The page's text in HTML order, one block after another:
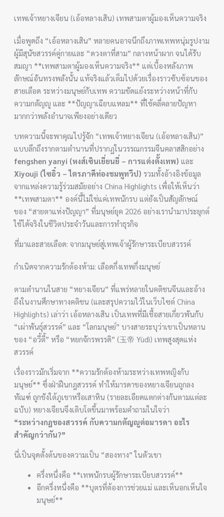
เทพเจ้าหยางเจียน (เอ้อหลางเสิน) เทพสามตาผู้มองเห็นความจริง
เมื่อพูดถึง “เอ้อหลางเสิน” หลายคนอาจนึกถึงภาพเทพหนุ่มรูปงาม
ผู้มีสุนัขสวรรค์คู่กายและ “ดวงตาที่สาม” กลางหน้าผาก จนได้รับ
สมญา **เทพสามตาผู้มองเห็นความจริง** แต่เบื้องหลังภาพ
ลักษณ์อันทรงพลังนั้น แท้จริงแล้วเต็มไปด้วยเรื่องราวซับซ้อนของ
สายเลือด ระหว่างมนุษย์กับเทพ ความขัดแย้งระหว่างหน้าที่กับ
ความกตัญญู และ **ปัญญาเฉียบแหลม** ที่ใช้คลี่คลายปัญหา
มากกว่าพลังอำนาจเพียงอย่างเดียว
บทความนี้จะพาคุณไปรู้จัก “เทพเจ้าหยางเจียน (เอ้อหลางเสิน)”
แบบลึกถึงรากตามตำนานที่ปรากฏในวรรณกรรมจีนคลาสสิกอย่าง
fengshen yanyi (หงส์เซินเยี่ยนยี่ – การแต่งตั้งเทพ) และ
Xiyouji (ไซอิ๋ว – ไตรภาคีท่องชมพูทวีป) รวมทั้งอ้างอิงข้อมูล
จากแหล่งความรู้ร่วมสมัยอย่าง China Highlights เพื่อให้เห็นว่า
**เทพสามตา** องค์นี้ไม่ใช่แค่เทพนักรบ แต่ยังเป็นสัญลักษณ์
ของ “สายตาแห่งปัญญา” ที่มนุษย์ยุค 2026 อย่างเรานำมาประยุกต์
ใช้ได้จริงในชีวิตประจำวันและการทำธุรกิจ
ที่มาและสายเลือด: จากมนุษย์สู่เทพเจ้าผู้รักษาระเบียบสวรรค์
กำเนิดจากความรักต้องห้าม: เลือดกึ่งเทพกึ่งมนุษย์
ตามตำนานในสาย “หยางเจียน” ที่แพร่หลายในคติชนจีนและอ้าง
ถึงในงานศึกษาทางคติชน (และสรุปความไว้ในเว็บไซต์ China
Highlights) เล่าว่า เอ้อหลางเสิน เป็นเทพที่มีเชื้อสายเกี่ยวพันกับ
“เผ่าพันธุ์สวรรค์” และ “โลกมนุษย์” บางสายระบุว่าเขาเป็นหลาน
ของ “อวี้ตี้” หรือ “หยกจักรพรรดิ” (玉帝 Yùdì) เทพสูงสุดแห่ง
สวรรค์
เรื่องราวมักเริ่มจาก **ความรักต้องห้ามระหว่างเทพหญิงกับ
มนุษย์** ซึ่งฝ่าฝืนกฎสวรรค์ ทำให้มารดาของหยางเจียนถูกลง
ทัณฑ์ ถูกขังใต้ภูเขาหรือเสาหิน (รายละเอียดแตกต่างกันตามแต่ละ
ฉบับ) หยางเจียนจึงเติบโตขึ้นมาพร้อมคำถามในใจว่า
“ระหว่างกฎของสวรรค์ กับความกตัญญูต่อมารดา อะไร
สำคัญกว่ากัน?”
นี่เป็นจุดตั้งต้นของความเป็น “สองทาง” ในตัวเขา
ครึ่งหนึ่งคือ **เทพนักรบผู้รักษาระเบียบสวรรค์**
อีกครึ่งหนึ่งคือ **บุตรที่ต้องการช่วยแม่ และเห็นอกเห็นใจ
มนุษย์**